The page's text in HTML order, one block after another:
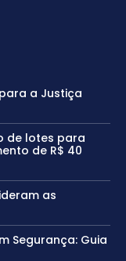
a Justiça
de lotes para
de R$ 40
as
Segurança: Guia